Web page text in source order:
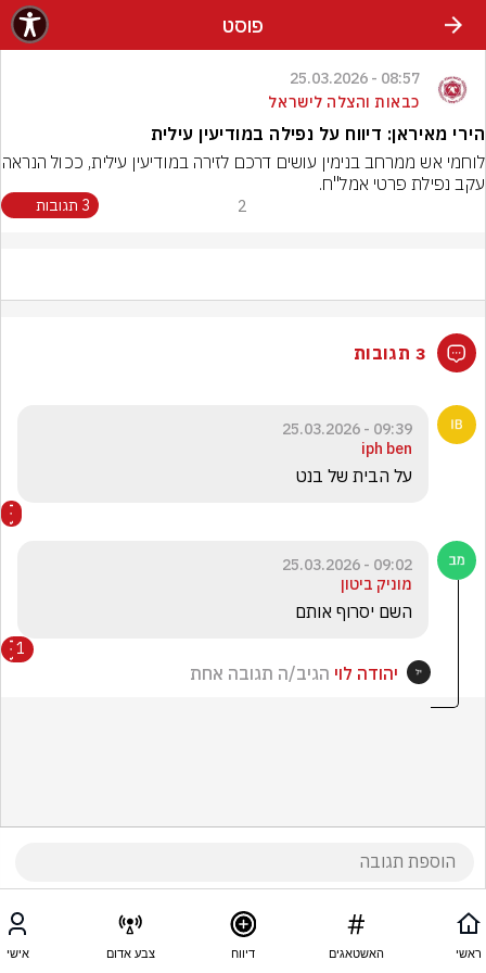
פוסט
08:57 - 25.03.2026
כבאות והצלה לישראל
הירי מאיראן: דיווח על נפילה במודיעין עילית
עקב נפילת פרטי אמל"ח.
2 3 תגובות
3 תגובות
09:39 - 25.03.2026
iph ben
על הבית של בנט
09:02 - 25.03.2026
מוניק ביטון
השם יסרוף אותם
1
יהודה לוי הגיב/ה תגובה אחת
ראשי האשטאגים דיווח צבע אדום אישי